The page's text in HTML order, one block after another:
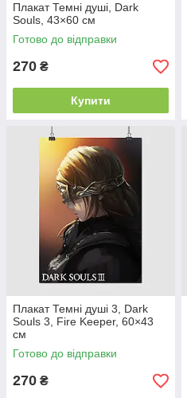
Плакат Темні душі, Dark
Souls, 43×60 см
Готово до відправки
270 ₴
Купити
Плакат Темні душі 3, Dark
Souls 3, Fire Keeper, 60×43
см
Готово до відправки
270 ₴